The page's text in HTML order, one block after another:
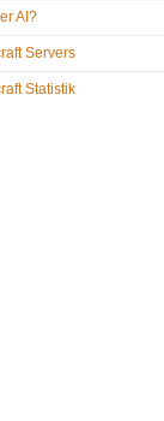
AI?
Servers
Statistik